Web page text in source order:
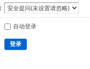
自动登录
登录